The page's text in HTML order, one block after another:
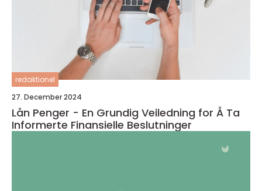
redaktionel
27. December 2024
Lån Penger - En Grundig Veiledning for Å Ta
Informerte Finansielle Beslutninger